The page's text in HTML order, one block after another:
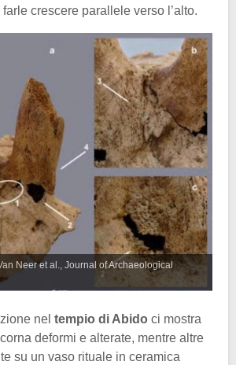
crescere parallele verso l’alto.
Neer et al., Journal of Archaeological
nel tempio di Abido ci mostra
deformi e alterate, mentre altre
su un vaso rituale in ceramica